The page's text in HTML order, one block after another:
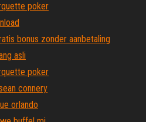
poker
bonus zonder aanbetaling
asli
poker
connery
orlando